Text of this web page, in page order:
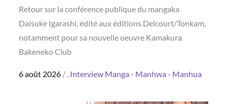
Retour sur la conférence publique du mangaka
Daisuke Igarashi, édité aux éditions Delcourt/Tonkam,
notamment pour sa nouvelle oeuvre Kamakura
Bakeneko Club
Posted
6 août 2026 . Interview Manga - Manhwa - Manhua